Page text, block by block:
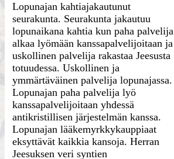
Lopunajan kahtiajakautunut
seurakunta. Seurakunta jakautuu
lopunaikana kahtia kun paha palvelija
alkaa lyömään kanssapalvelijoitaan ja
uskollinen palvelija rakastaa Jeesusta
totuudessa. Uskollinen ja
ymmärtäväinen palvelija lopunajassa.
Lopunajan paha palvelija lyö
kanssapalvelijoitaan yhdessä
antikristillisen järjestelmän kanssa.
Lopunajan lääkemyrkkykauppiaat
eksyttävät kaikkia kansoja. Herran
Jeesuksen veri syntien